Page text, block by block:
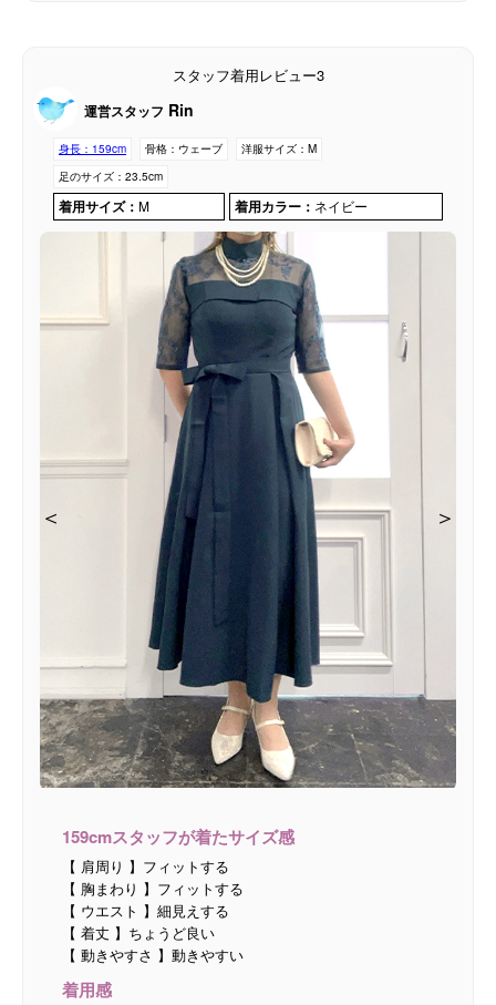
スタッフ着用レビュー3
運営スタッフ Rin
身長： 159cm 骨格： ウェーブ 洋服サイズ： M
足のサイズ： 23.5cm
着用サイズ： M 着用カラー： ネイビー
＜ ＞
＜ ＞
＜ ＞
159cmスタッフが着たサイズ感
【 肩周り 】フィットする
【 胸まわり 】フィットする
【 ウエスト 】細見えする
【 着丈 】ちょうど良い
【 動きやすさ 】動きやすい
着用感